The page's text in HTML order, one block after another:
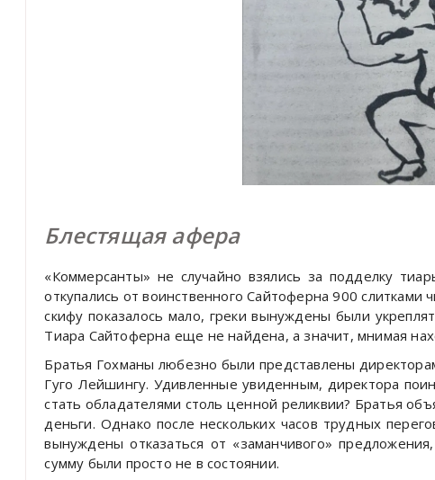
Блестящая афера
«Коммерсанты» не случайно взялись за подделку
откупались от воинственного Сайтоферна 900 слитками
скифу показалось мало, греки вынуждены были
Тиара Сайтоферна еще не найдена, а значит, мнимая
Братья Гохманы любезно были представлены
Гуго Лейшингу. Удивленные увиденным, директора
стать обладателями столь ценной реликвии? Братья
деньги. Однако после нескольких часов трудных
вынуждены отказаться от «заманчивого»
сумму были просто не в состоянии.